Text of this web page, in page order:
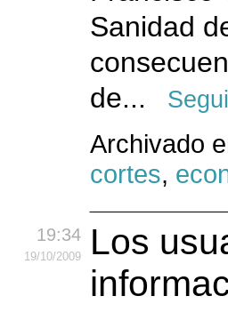
Sanidad
de...
Archivado
cortes,
19:34
19/10/2009
Los